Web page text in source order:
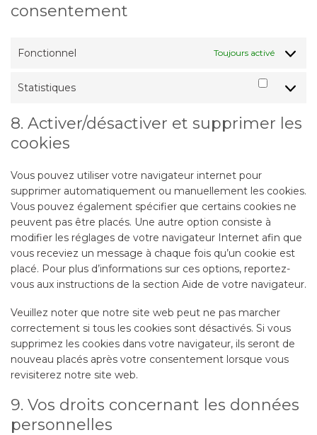
consentement
Fonctionnel Toujours activé
Statistiques
8. Activer/désactiver et supprimer les
cookies
Vous pouvez utiliser votre navigateur internet pour
supprimer automatiquement ou manuellement les cookies.
Vous pouvez également spécifier que certains cookies ne
peuvent pas être placés. Une autre option consiste à
modifier les réglages de votre navigateur Internet afin que
vous receviez un message à chaque fois qu’un cookie est
placé. Pour plus d’informations sur ces options, reportez-
vous aux instructions de la section Aide de votre navigateur.
Veuillez noter que notre site web peut ne pas marcher
correctement si tous les cookies sont désactivés. Si vous
supprimez les cookies dans votre navigateur, ils seront de
nouveau placés après votre consentement lorsque vous
revisiterez notre site web.
9. Vos droits concernant les données
personnelles